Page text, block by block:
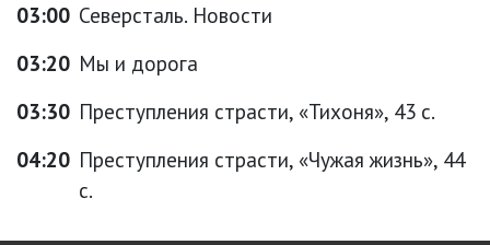
03:00 Северсталь. Новости
03:20 Мы и дорога
03:30 Преступления страсти, «Тихоня», 43 с.
04:20 Преступления страсти, «Чужая жизнь», 44
с.